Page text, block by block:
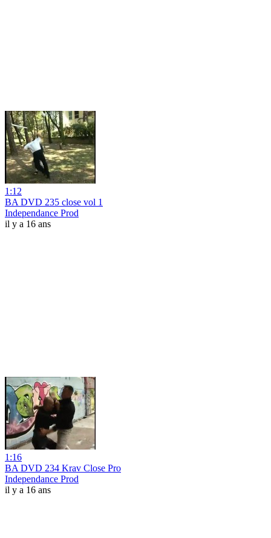
1:12
BA DVD 235 close vol 1
Independance Prod
il y a 16 ans
1:16
BA DVD 234 Krav Close Pro
Independance Prod
il y a 16 ans